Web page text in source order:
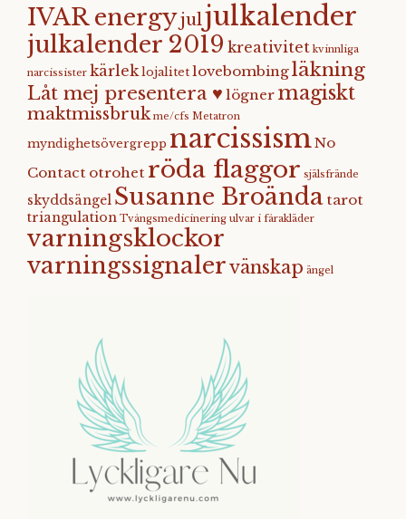
IVAR energyjuljulkalender
julkalender 2019 kreativitet kvinnliga
narcissister kärlek lojalitet lovebombingläkning
Låt mej presentera ♥ lögner magiskt
maktmissbruk me/cfs Metatron
myndighetsövergrepp narcissismNo
Contact otrohet röda flaggor själsfrände
skyddsängel Susanne Broända tarot
triangulation Tvångsmedicinering ulvar i fårakläder
varningsklockor
varningssignalervänskap ängel